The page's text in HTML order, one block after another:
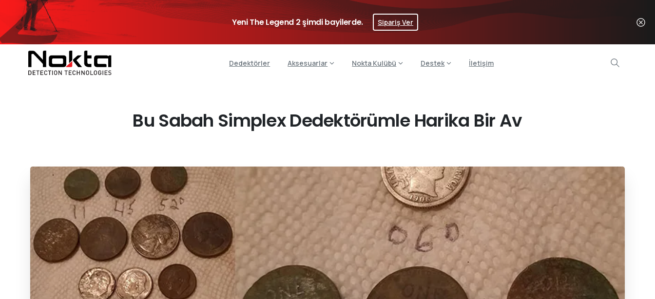
Yeni The Legend 2 şimdi bayilerde. Sipariş Ver
Dedektörler Aksesuarlar Nokta Kulübü Destek İletişim
Bu Sabah Simplex Dedektörümle Harika Bir Av